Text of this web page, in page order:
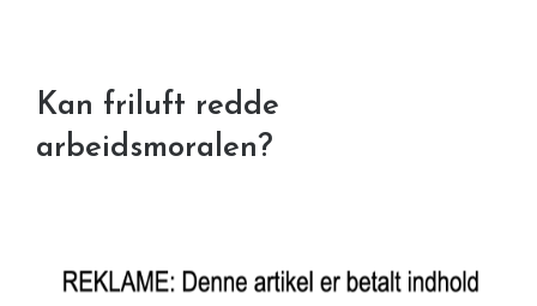
Kan friluft redde
arbeidsmoralen?